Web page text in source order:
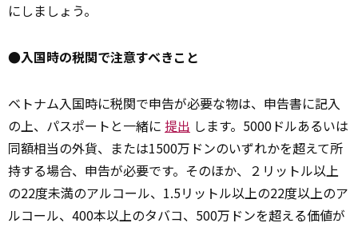
にしましょう。
●入国時の税関で注意すべきこと
ベトナム入国時に税関で申告が必要な物は、申告書に記入
の上、パスポートと一緒に 提出 します。5000ドルあるいは
同額相当の外貨、または1500万ドンのいずれかを超えて所
持する場合、申告が必要です。そのほか、２リットル以上
の22度未満のアルコール、1.5リットル以上の22度以上のア
ルコール、400本以上のタバコ、500万ドンを超える価値が